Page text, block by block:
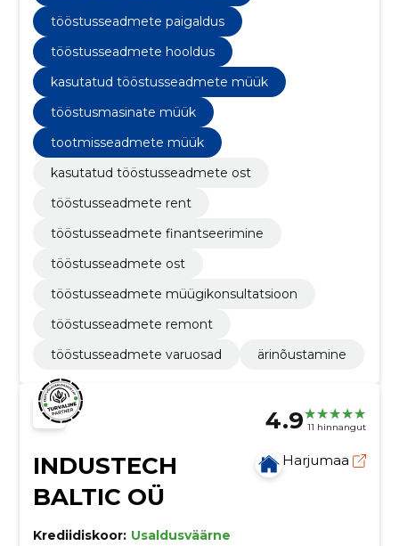
tööstusseadmete paigaldus
tööstusseadmete hooldus
kasutatud tööstusseadmete müük
tööstusmasinate müük
tootmisseadmete müük
kasutatud tööstusseadmete ost
tööstusseadmete rent
tööstusseadmete finantseerimine
tööstusseadmete ost
tööstusseadmete müügikonsultatsioon
tööstusseadmete remont
tööstusseadmete varuosad
ärinõustamine
4.9 11 hinnangut
INDUSTECH
BALTIC OÜ
Harjumaa
Krediidiskoor: Usaldusväärne